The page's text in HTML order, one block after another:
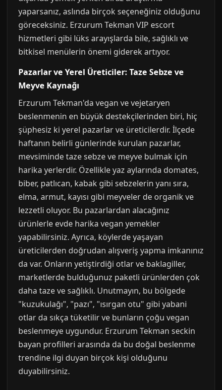
yaparsanız, aslında birçok seçeneğiniz olduğunu
göreceksiniz. Erzurum Tekman VIP escort
hizmetleri gibi lüks arayışlarda bile, sağlıklı ve
bitkisel menülerin önemi giderek artıyor.
Pazarlar ve Yerel Üreticiler: Taze Sebze ve
Meyve Kaynağı
Erzurum Tekman'da vegan ve vejetaryen
beslenmenin en büyük destekçilerinden biri, hiç
şüphesiz ki yerel pazarlar ve üreticilerdir. İlçede
haftanın belirli günlerinde kurulan pazarlar,
mevsiminde taze sebze ve meyve bulmak için
harika yerlerdir. Özellikle yaz aylarında domates,
biber, patlıcan, kabak gibi sebzelerin yanı sıra,
elma, armut, kayısı gibi meyveler de organik ve
lezzetli oluyor. Bu pazarlardan alacağınız
ürünlerle evde harika vegan yemekler
yapabilirsiniz. Ayrıca, köylerde yaşayan
üreticilerden doğrudan alışveriş yapma imkanınız
da var. Onların yetiştirdiği otlar ve baklagiller,
marketlerde bulduğunuz paketli ürünlerden çok
daha taze ve sağlıklı. Unutmayın, bu bölgede
"kuzukulağı", "pazı", "ısırgan otu" gibi yabani
otlar da sıkça tüketilir ve bunların çoğu vegan
beslenmeye uygundur. Erzurum Tekman seckin
bayan profilleri arasında da bu doğal beslenme
trendine ilgi duyan birçok kişi olduğunu
duyabilirsiniz.